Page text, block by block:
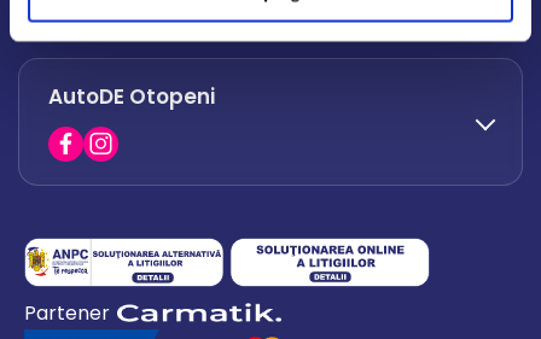
office.afumati@autode.ro
0730 063 852
0730 063 851
AutoDE Otopeni
0754 649 360
office.premium@autode.ro
Partener